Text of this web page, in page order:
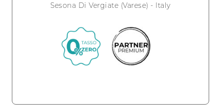
Sesona Di Vergiate (Varese) - Italy